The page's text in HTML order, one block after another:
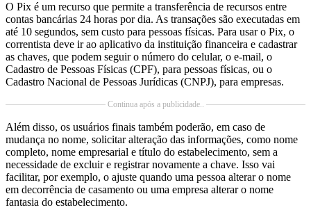
O Pix é um recurso que permite a transferência de recursos entre
contas bancárias 24 horas por dia. As transações são executadas em
até 10 segundos, sem custo para pessoas físicas. Para usar o Pix, o
correntista deve ir ao aplicativo da instituição financeira e cadastrar
as chaves, que podem seguir o número do celular, o e-mail, o
Cadastro de Pessoas Físicas (CPF), para pessoas físicas, ou o
Cadastro Nacional de Pessoas Jurídicas (CNPJ), para empresas.
Continua após a publicidade..
Além disso, os usuários finais também poderão, em caso de
mudança no nome, solicitar alteração das informações, como nome
completo, nome empresarial e título do estabelecimento, sem a
necessidade de excluir e registrar novamente a chave. Isso vai
facilitar, por exemplo, o ajuste quando uma pessoa alterar o nome
em decorrência de casamento ou uma empresa alterar o nome
fantasia do estabelecimento.